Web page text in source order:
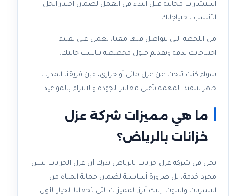
استشارات مجانية قبل البدء في العمل لضمان اختيار الحل
الأنسب لاحتياجاتك.
من اللحظة التي تتواصل فيها معنا، نعمل على تقييم
احتياجاتك بدقة وتقديم حلول مخصصة تناسب حالتك.
سواء كنت تبحث عن عزل مائي أو حراري، فإن فريقنا المدرب
جاهز لتنفيذ المهمة بأعلى معايير الجودة والالتزام بالمواعيد.
ما هي مميزات شركة عزل
خزانات بالرياض؟
نحن في شركة عزل خزانات بالرياض ندرك أن عزل الخزانات ليس
مجرد خدمة، بل ضرورة أساسية لضمان حماية المياه من
التسربات والتلوث. إليك أبرز المميزات التي تجعلنا الخيار الأول